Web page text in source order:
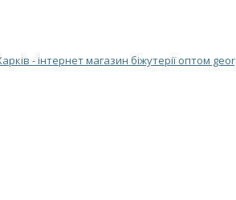
- інтернет магазин біжутерії оптом